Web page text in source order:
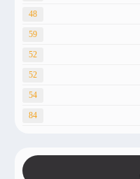
48
59
52
52
54
84